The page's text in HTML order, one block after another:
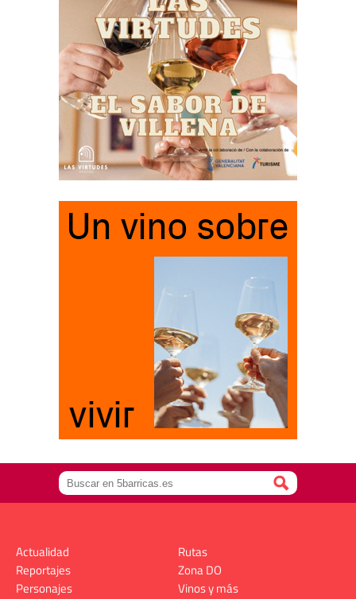
Actualidad
Reportajes
Personajes
Rutas
Zona DO
Vinos y más